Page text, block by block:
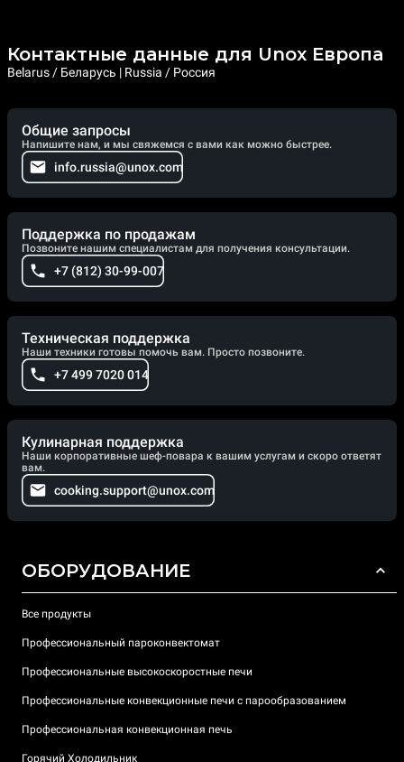
Контактные данные для Unox Европа
Belarus / Беларусь | Russia / Россия
Общие запросы
Напишите нам, и мы свяжемся с вами как можно быстрее.
info.russia@unox.com
Поддержка по продажам
Позвоните нашим специалистам для получения консультации.
+7 (812) 30-99-007
Техническая поддержка
Наши техники готовы помочь вам. Просто позвоните.
+7 499 7020 014
Кулинарная поддержка
Наши корпоративные шеф-повара к вашим услугам и скоро ответят
вам.
cooking.support@unox.com
ОБОРУДОВАНИЕ
Все продукты
Профессиональный пароконвектомат
Профессиональные высокоскоростные печи
Профессиональные конвекционные печи с парообразованием
Профессиональная конвекционная печь
Горячий Холодильник